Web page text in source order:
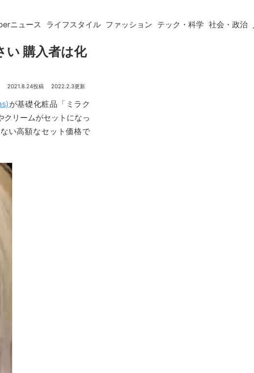
ニュース ライフスタイル ファッション テック・科学 社会・政治
購入者は化
2021.8.24 2022.2.3
が基礎化粧品「ミラク
リームがセットになっ
い高額なセット価格で